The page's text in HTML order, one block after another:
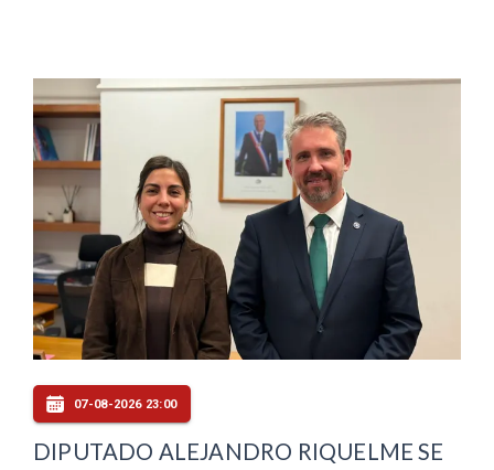
07-08-2026 23:00
DIPUTADO ALEJANDRO RIQUELME SE